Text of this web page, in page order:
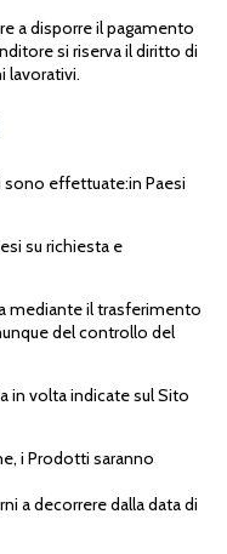
a disporre il pagamento
si riserva il diritto di
lavorativi.
effettuate:in Paesi
su richiesta e
mediante il trasferimento
del controllo del
in volta indicate sul Sito
i Prodotti saranno
a decorrere dalla data di